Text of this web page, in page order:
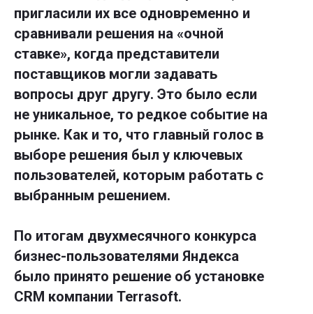
пригласили их все одновременно и
сравнивали решения на «очной
ставке», когда представители
поставщиков могли задавать
вопросы друг другу. Это было если
не уникальное, то редкое событие на
рынке. Как и то, что главный голос в
выборе решения был у ключевых
пользователей, которым работать с
выбранным решением.
По итогам двухмесячного конкурса
бизнес-пользователями Яндекса
было принято решение об установке
CRM компании Terrasoft.